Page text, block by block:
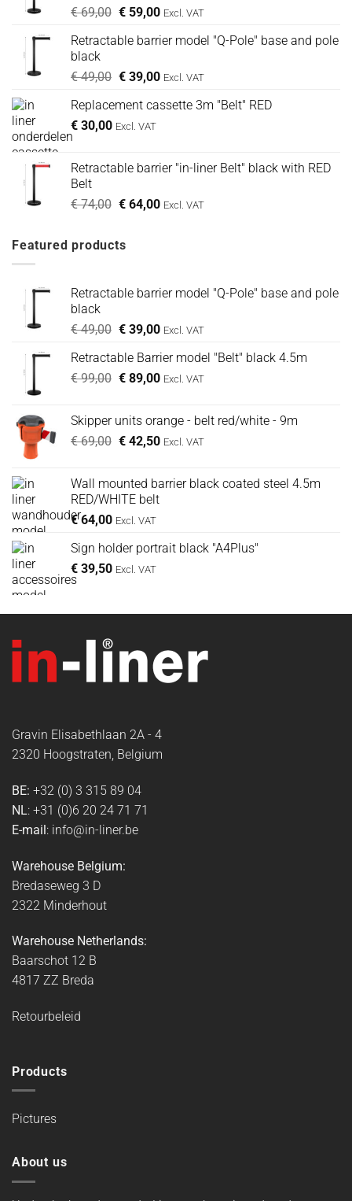
€69,00 Oorspronkelijke
was:
€59,00Huidige
is:
Excl. VAT
Retractable barrier model "Q-Pole" base and pole
black
€49,00 Oorspronkelijke
was:
€ 49,00.
€39,00Huidige
is:
Excl. VAT
Replacement cassette 3m "Belt" RED
€ 30,00 Excl. VAT
Retractable barrier "in-liner Belt" black with RED
Belt
€74,00 Oorspronkelijke
€ 74,00.
€64,00Huidige
Excl. VAT
Featured products
Retractable barrier model "Q-Pole" base and pole
black
€49,00 Oorspronkelijke
was:
€ 49,00.
€39,00Huidige
is:
€ 39,00.
Excl. VAT
Retractable Barrier model "Belt" black 4.5m
€99,00 Oorspronkelijke
€ 99,00.
€89,00Huidige
€ 89,00.
Excl. VAT
Skipper units orange - belt red/white - 9m
€69,00 Oorspronkelijke
€ 69,00.
€42,50Huidige
€ 42,50.
Excl. VAT
Wall mounted barrier black coated steel 4.5m
RED/WHITE belt
€64,00 Excl. VAT
Sign holder portrait black "A4Plus"
€ 39,50 Excl. VAT
Gravin Elisabethlaan 2A - 4
2320 Hoogstraten, Belgium
BE: +32 (0) 3 315 89 04
NL: +31 (0)6 20 24 71 71
E-mail: info@in-liner.be
Warehouse Belgium:
Bredaseweg 3 D
2322 Minderhout
Warehouse Netherlands:
Baarschot 12 B
4817 ZZ Breda
Retourbeleid
Products
Pictures
About us